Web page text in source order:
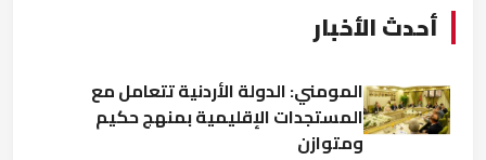
أحدث الأخبار
المومني: الدولة الأردنية تتعامل مع
المستجدات الإقليمية بمنهج حكيم
ومتوازن